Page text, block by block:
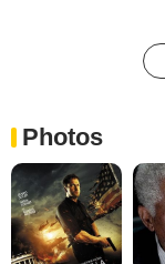
Photos